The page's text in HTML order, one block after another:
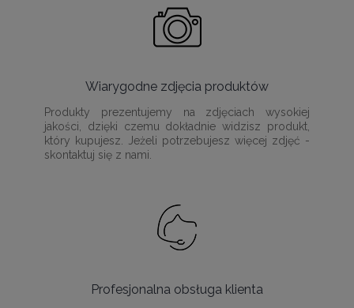
Wiarygodne zdjęcia produktów
Produkty prezentujemy na zdjęciach wysokiej
jakości, dzięki czemu dokładnie widzisz produkt,
który kupujesz. Jeżeli potrzebujesz więcej zdjęć -
skontaktuj się z nami.
Profesjonalna obsługa klienta